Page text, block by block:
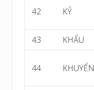
42 KỶ
43
KHẨU
44 KHUYỂN